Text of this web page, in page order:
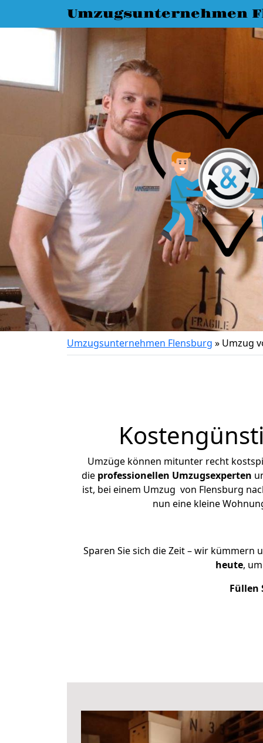
Umzugsunternehmen
Umzugsunternehmen Flensburg » Umzug
Umzüge können mitunter recht
die professionellen Umzugsexperten
ist, bei einem Umzug von Flensburg
nun eine kleine
Sparen Sie sich die Zeit – wir
heute,
Füllen